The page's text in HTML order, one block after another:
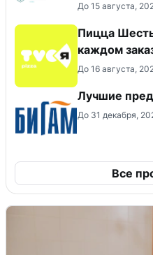
До 15 августа,
Пицца
каждом
До 16 августа,
Лучшие
До 31 декабря,
Все